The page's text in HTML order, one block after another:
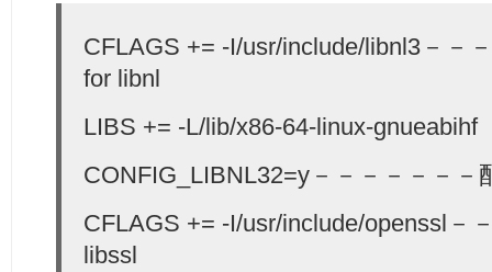
CFLAGS += -I/usr/include/libnl3－－
for libnl
LIBS += -L/lib/x86-64-linux-gnueabihf
CONFIG_LIBNL32=y－－－－－－－
CFLAGS += -I/usr/include/openssl－
libssl